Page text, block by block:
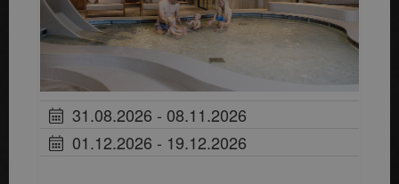
31.08.2026 - 08.11.2026
01.12.2026 - 19.12.2026